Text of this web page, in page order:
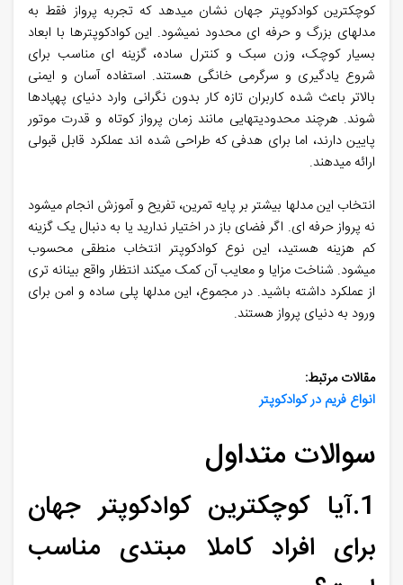
کوچکترین کوادکوپتر جهان نشان میدهد که تجربه پرواز فقط به
مدلهای بزرگ و حرفه ای محدود نمیشود. این کوادکوپترها با ابعاد
بسیار کوچک، وزن سبک و کنترل ساده، گزینه ای مناسب برای
شروع یادگیری و سرگرمی خانگی هستند. استفاده آسان و ایمنی
بالاتر باعث شده کاربران تازه کار بدون نگرانی وارد دنیای پهپادها
شوند. هرچند محدودیتهایی مانند زمان پرواز کوتاه و قدرت موتور
پایین دارند، اما برای هدفی که طراحی شده اند عملکرد قابل قبولی
ارائه میدهند.
انتخاب این مدلها بیشتر بر پایه تمرین، تفریح و آموزش انجام میشود
نه پرواز حرفه ای. اگر فضای باز در اختیار ندارید یا به دنبال یک گزینه
کم هزینه هستید، این نوع کوادکوپتر انتخاب منطقی محسوب
میشود. شناخت مزایا و معایب آن کمک میکند انتظار واقع بینانه تری
از عملکرد داشته باشید. در مجموع، این مدلها پلی ساده و امن برای
ورود به دنیای پرواز هستند.
مقالات مرتبط:
انواع فریم در کوادکوپتر
سوالات متداول
1.آیا کوچکترین کوادکوپتر جهان
برای افراد کاملا مبتدی مناسب